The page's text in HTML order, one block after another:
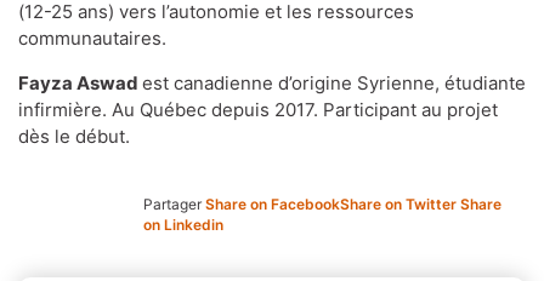
(12-25 ans) vers l’autonomie et les ressources
communautaires.
Fayza Aswad est canadienne d’origine Syrienne, étudiante
infirmière. Au Québec depuis 2017. Participant au projet
dès le début.
Partager Share on FacebookShare on Twitter Share
on Linkedin